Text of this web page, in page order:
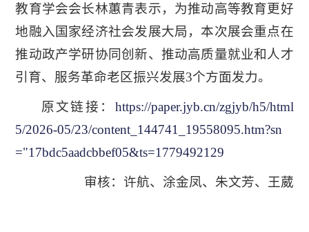
教育学会会长林蕙青表示，为推动高等教育更好
地融入国家经济社会发展大局，本次展会重点在
推动政产学研协同创新、推动高质量就业和人才
引育、服务革命老区振兴发展3个方面发力。
原文链接： https://paper.jyb.cn/zgjyb/h5/html
5/2026-05/23/content_144741_19558095.htm?sn
="17bdc5aadcbbef05&ts=1779492129
审核：许航、涂金凤、朱文芳、王葳